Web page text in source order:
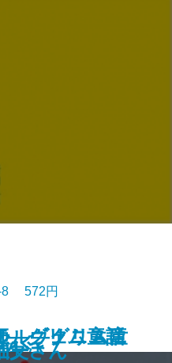
ー
生活
―グリム童話
ル―グリム童
8 572円
〕
父さん
ヴェニスに